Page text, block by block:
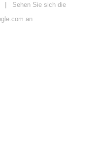
| Sehen Sie sich die
an